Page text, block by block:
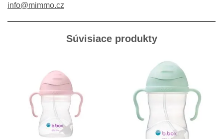
info@mimmo.cz
Súvisiace produkty